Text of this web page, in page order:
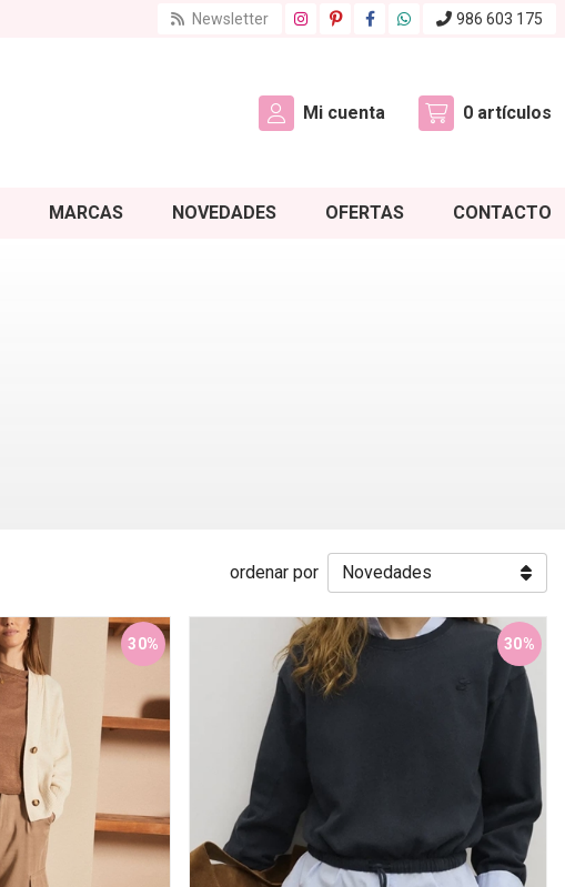
Newsletter 986 603 175
Mi cuenta 0 artículos
MARCAS NOVEDADES OFERTAS CONTACTO
ordenar por
30% 30%